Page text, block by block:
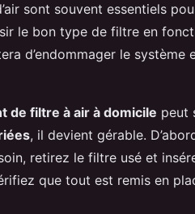
sont souvent essentiels
le bon type de filtre en
d’endommager le système
de filtre à air à domicile peut
, il devient gérable.
retirez le filtre usé et
que tout est remis en